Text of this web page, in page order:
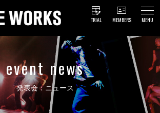
TRIAL MEMBERS MENU
event news
発表会：ニュース